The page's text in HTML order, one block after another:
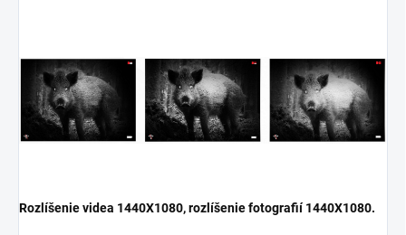
Rozlíšenie videa 1440X1080, rozlíšenie fotografií 1440X1080.